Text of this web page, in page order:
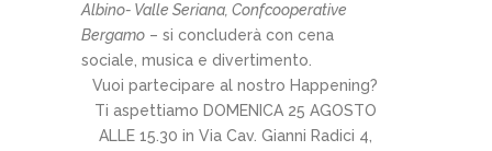
Albino- Valle Seriana, Confcooperative
Bergamo – si concluderà con cena
sociale, musica e divertimento.
Vuoi partecipare al nostro Happening?
Ti aspettiamo DOMENICA 25 AGOSTO
ALLE 15.30 in Via Cav. Gianni Radici 4,